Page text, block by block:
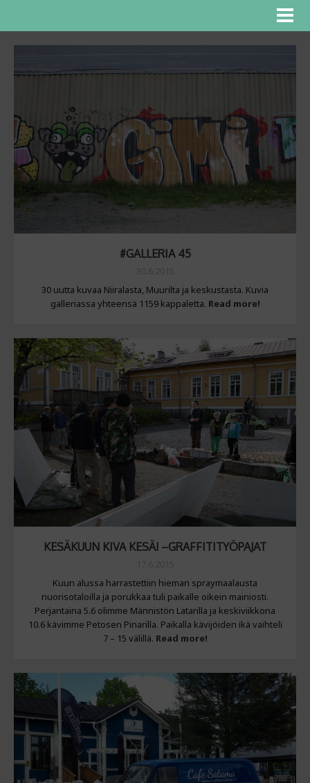
#GALLERIA 45
30 uutta kuvaa Niiralasta, Muurilta ja keskustasta. Kuvia
galleriassa yhteensä 1159 kappaletta. Read more!
KESÄKUUN KIVA KESÄ! –GRAFFITITYÖPAJAT
Kuun alussa harrastettiin hieman spraymaalausta
nuorisotaloilla ja porukkaa tuli paikalle oikein mainiosti.
Perjantaina 5.6 olimme Männistön Latarilla ja keskiviikkona
10.6 kävimme Petosen Pinarilla. Paikalla kävijöiden ikä vaihteli
7 – 15 välillä. Read more!